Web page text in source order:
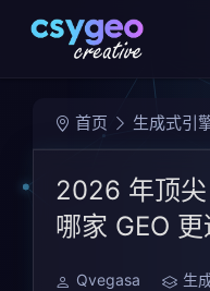
首页 生成式引
2026 年顶尖
哪家 GEO 更
Qvegasa 生